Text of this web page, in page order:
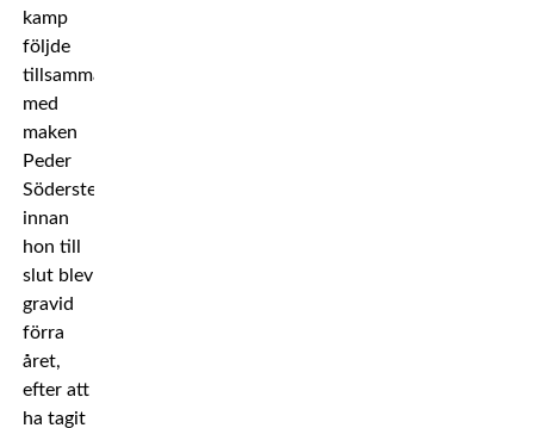
kamp
följde
tillsammans
med
maken
Peder
Södersteen
innan
hon till
slut blev
gravid
förra
året,
efter att
ha tagit